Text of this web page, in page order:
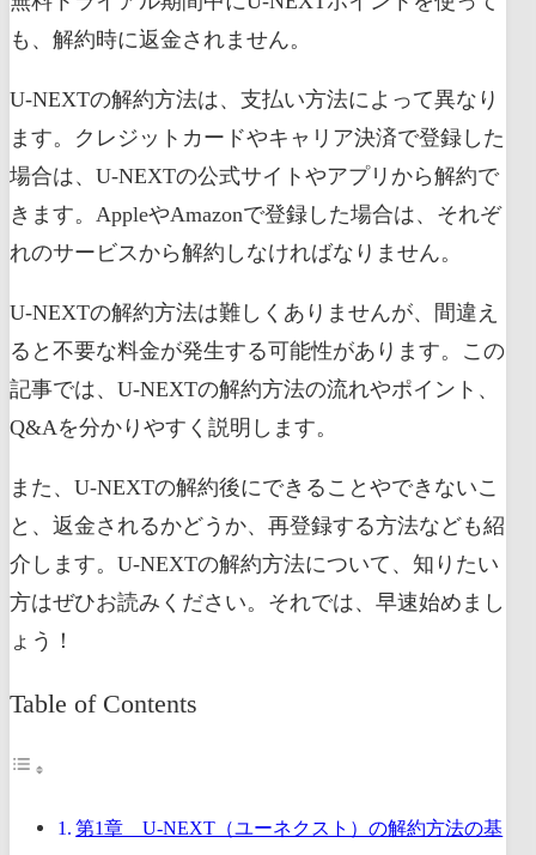
も、解約時に返金されません。
U-NEXTの解約方法は、支払い方法によって異なり
ます。クレジットカードやキャリア決済で登録した
場合は、U-NEXTの公式サイトやアプリから解約で
きます。AppleやAmazonで登録した場合は、それぞ
れのサービスから解約しなければなりません。
U-NEXTの解約方法は難しくありませんが、間違え
ると不要な料金が発生する可能性があります。この
記事では、U-NEXTの解約方法の流れやポイント、
Q&Aを分かりやすく説明します。
また、U-NEXTの解約後にできることやできないこ
と、返金されるかどうか、再登録する方法なども紹
介します。U-NEXTの解約方法について、知りたい
方はぜひお読みください。それでは、早速始めまし
ょう！
Table of Contents
第1章 U-NEXT（ユーネクスト）の解約方法の基